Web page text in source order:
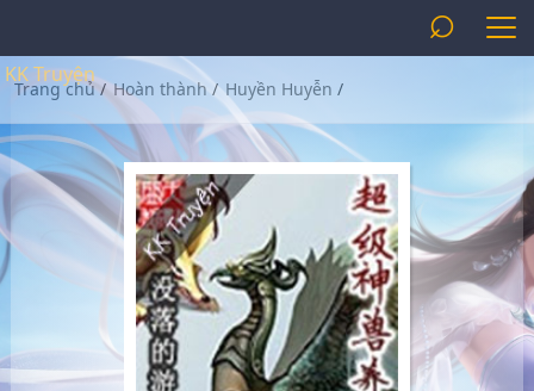
KK Truyện
⌕
Trang chủ/ Hoàn thành/ Huyền Huyễn /